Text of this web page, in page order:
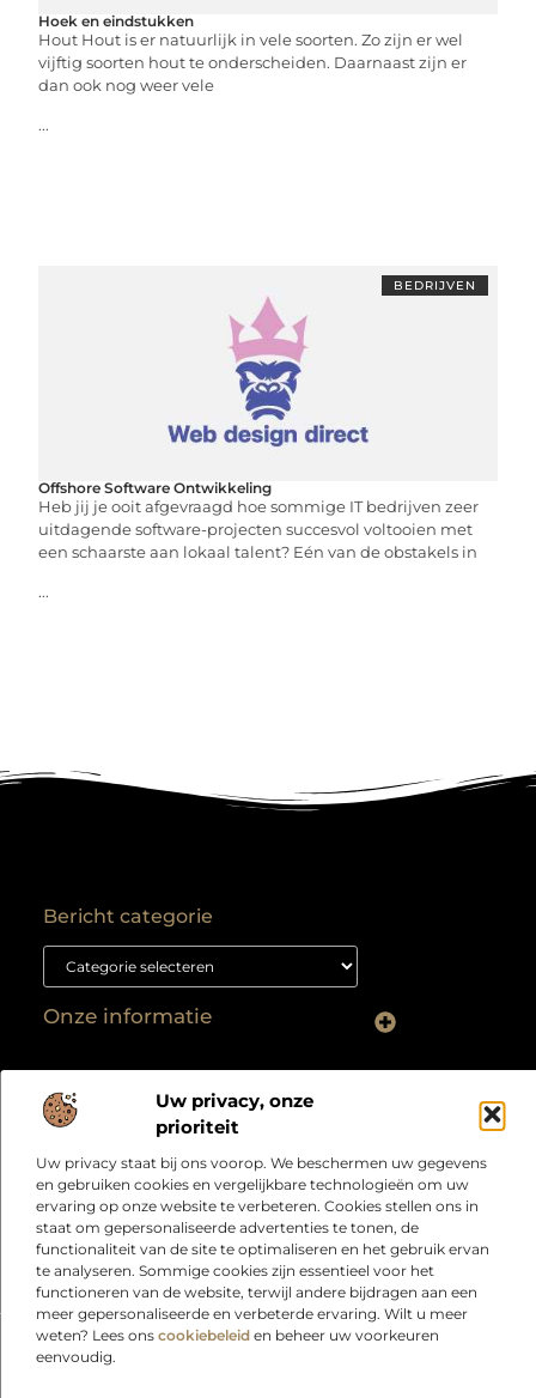
Uw privacy, onze
prioriteit
Uw privacy staat bij ons voorop. We beschermen uw gegevens
en gebruiken cookies en vergelijkbare technologieën om uw
ervaring op onze website te verbeteren. Cookies stellen ons in
staat om gepersonaliseerde advertenties te tonen, de
functionaliteit van de site te optimaliseren en het gebruik ervan
te analyseren. Sommige cookies zijn essentieel voor het
functioneren van de website, terwijl andere bijdragen aan een
meer gepersonaliseerde en verbeterde ervaring. Wilt u meer
weten? Lees ons cookiebeleid en beheer uw voorkeuren
eenvoudig.
Hoek en eindstukken
Hout Hout is er natuurlijk in vele soorten. Zo zijn er wel
vijftig soorten hout te onderscheiden. Daarnaast zijn er
dan ook nog weer vele
...
BEDRIJVEN
Offshore Software Ontwikkeling
Heb jij je ooit afgevraagd hoe sommige IT bedrijven zeer
uitdagende software-projecten succesvol voltooien met
een schaarste aan lokaal talent? Eén van de obstakels in
...
Bedrijf
inspiratie”
praktische tips en ideeën die je blik verruimen. Welkom
bij Webdesigndirect.nl – waar inhoud en innovatie
samenkomen om jou vooruit te helpen.
Onze informatie
Bericht categorie